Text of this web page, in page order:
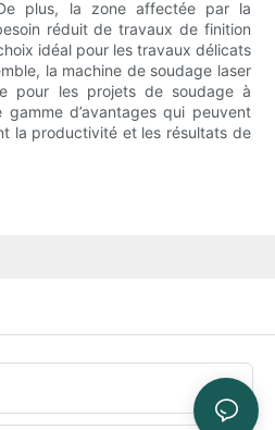
plus, la zone affectée par la
réduit de travaux de finition
idéal pour les travaux délicats
la machine de soudage laser
pour les projets de soudage à
d’avantages qui peuvent
la productivité et les résultats de